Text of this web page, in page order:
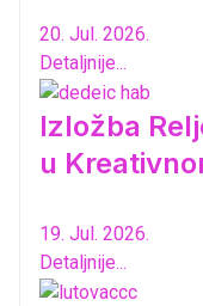
20. Jul. 2026.
Detaljnije...
Izložba
u
19. Jul. 2026.
Detaljnije...